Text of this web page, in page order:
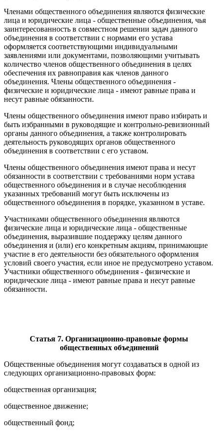
Членами общественного объединения являются физические
лица и юридические лица - общественные объединения, чья
заинтересованность в совместном решении задач данного
объединения в соответствии с нормами его устава
оформляется соответствующими индивидуальными
заявлениями или документами, позволяющими учитывать
количество членов общественного объединения в целях
обеспечения их равноправия как членов данного
объединения. Члены общественного объединения -
физические и юридические лица - имеют равные права и
несут равные обязанности.
Члены общественного объединения имеют право избирать и
быть избранными в руководящие и контрольно-ревизионный
органы данного объединения, а также контролировать
деятельность руководящих органов общественного
объединения в соответствии с его уставом.
Члены общественного объединения имеют права и несут
обязанности в соответствии с требованиями норм устава
общественного объединения и в случае несоблюдения
указанных требований могут быть исключены из
общественного объединения в порядке, указанном в уставе.
Участниками общественного объединения являются
физические лица и юридические лица - общественные
объединения, выразившие поддержку целям данного
объединения и (или) его конкретным акциям, принимающие
участие в его деятельности без обязательного оформления
условий своего участия, если иное не предусмотрено уставом.
Участники общественного объединения - физические и
юридические лица - имеют равные права и несут равные
обязанности.
Статья 7. Организационно-правовые формы
общественных объединений
Общественные объединения могут создаваться в одной из
следующих организационно-правовых форм:
общественная организация;
общественное движение;
общественный фонд;